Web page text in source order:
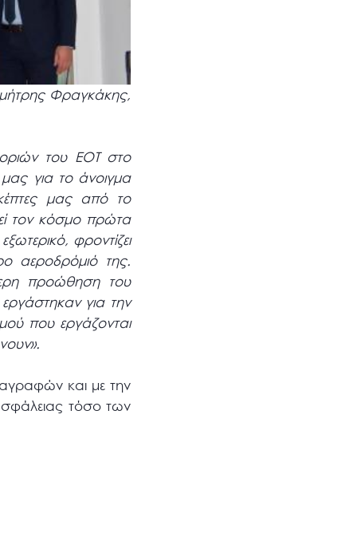
Φραγκάκης,
του ΕΟΤ στο
για το άνοιγμα
μας από το
τον κόσμο πρώτα
φροντίζει
αεροδρόμιό της.
προώθηση του
για την
που εργάζονται
και με την
τόσο των